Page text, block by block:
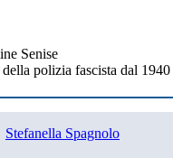
Senise
polizia fascista dal
Stefanella Spagnolo